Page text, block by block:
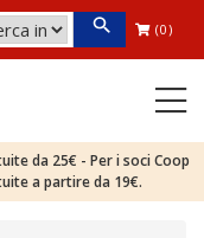
(0)
da 25€ - Per i soci Coop
a partire da 19€.